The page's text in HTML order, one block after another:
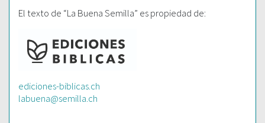
El texto de “La Buena Semilla” es propiedad de:
ediciones-biblicas.ch
labuena@semilla.ch